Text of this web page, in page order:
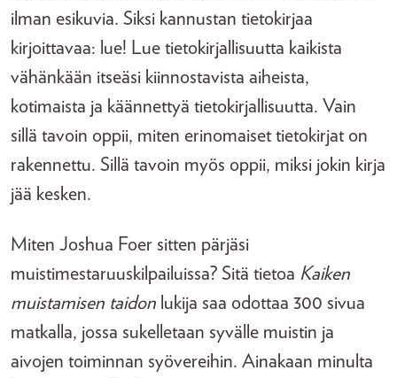
ilman esikuvia. Siksi kannustan tietokirjaa
kirjoittavaa: lue! Lue tietokirjallisuutta kaikista
vähänkään itseäsi kiinnostavista aiheista,
kotimaista ja käännettyä tietokirjallisuutta. Vain
sillä tavoin oppii, miten erinomaiset tietokirjat on
rakennettu. Sillä tavoin myös oppii, miksi jokin kirja
jää kesken.
Miten Joshua Foer sitten pärjäsi
muistimestaruuskilpailuissa? Sitä tietoa Kaiken
muistamisen taidon lukija saa odottaa 300 sivua
matkalla, jossa sukelletaan syvälle muistin ja
aivojen toiminnan syövereihin. Ainakaan minulta